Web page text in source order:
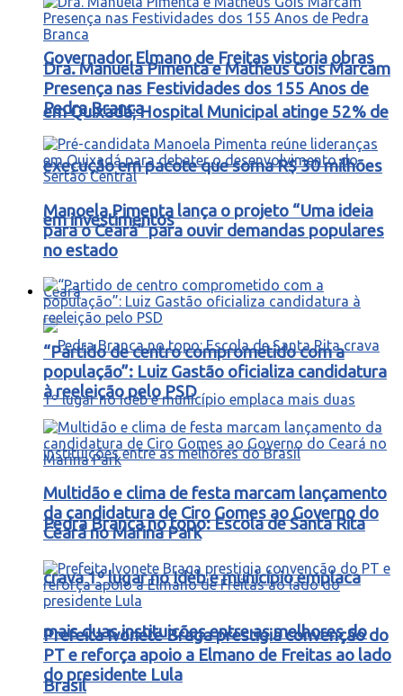
Governador Elmano de Freitas vistoria obras
em Quixadá; Hospital Municipal atinge 52% de
execução em pacote que soma R$ 30 milhões
em investimentos
Ceará
Pedra Branca no topo: Escola de Santa Rita
crava 1º lugar no Ideb e município emplaca
mais duas instituições entre as melhores do
Brasil
Dra. Manuela Pimenta e Matheus Gois Marcam
Presença nas Festividades dos 155 Anos de
Pedra Branca
Manoela Pimenta lança o projeto “Uma ideia
para o Ceará” para ouvir demandas populares
no estado
“Partido de centro comprometido com a
população”: Luiz Gastão oficializa candidatura
à reeleição pelo PSD
Multidão e clima de festa marcam lançamento
da candidatura de Ciro Gomes ao Governo do
Ceará no Marina Park
Prefeita Ivonete Braga prestigia convenção do
PT e reforça apoio a Elmano de Freitas ao lado
do presidente Lula